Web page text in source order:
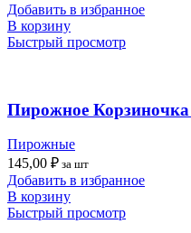
Добавить в избранное
В корзину
Быстрый просмотр
Пирожное
Пирожные
145,00 ₽ за шт
Добавить в избранное
В корзину
Быстрый просмотр